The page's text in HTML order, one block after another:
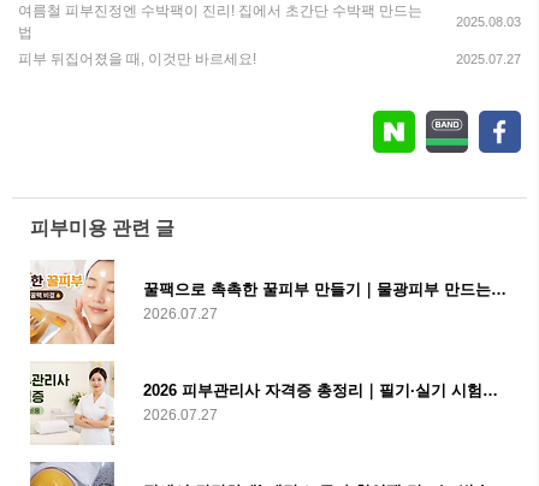
여름철 피부진정엔 수박팩이 진리! 집에서 초간단 수박팩 만드는
법
2025.08.03
피부 뒤집어졌을 때, 이것만 바르세요! 2025.07.27
피부미용 관련 글
꿀팩으로 촉촉한 꿀피부 만들기｜물광피부 만드는 홈케어 비결
2026.07.27
2026 피부관리사 자격증 총정리｜필기·실기 시험부터 학원비, 국비지원, 취업까지
2026.07.27